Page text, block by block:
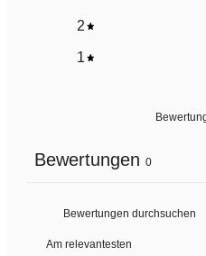
2
1
Bewertungen 0